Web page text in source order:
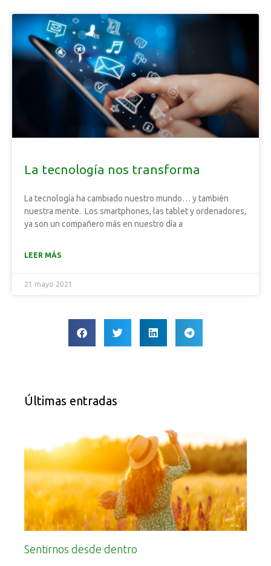
La tecnología nos transforma
La tecnología ha cambiado nuestro mundo… y también
nuestra mente. Los smartphones, las tablet y ordenadores,
ya son un compañero más en nuestro día a
LEER MÁS
21 mayo 2021
Últimas entradas
Sentirnos desde dentro